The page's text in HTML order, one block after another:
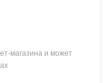
магазина и может